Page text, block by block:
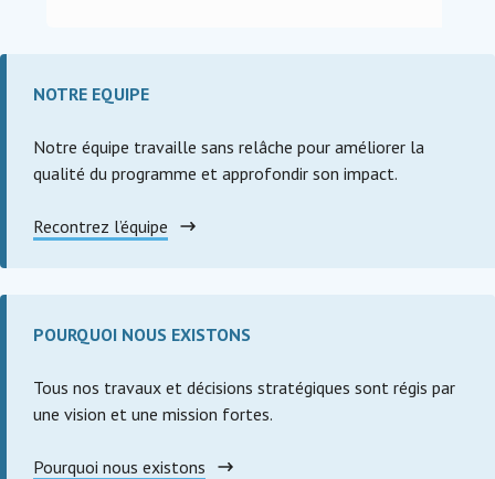
NOTRE EQUIPE
Notre équipe travaille sans relâche pour améliorer la
qualité du programme et approfondir son impact.
Recontrez l’équipe
POURQUOI NOUS EXISTONS
Tous nos travaux et décisions stratégiques sont régis par
une vision et une mission fortes.
Pourquoi nous existons